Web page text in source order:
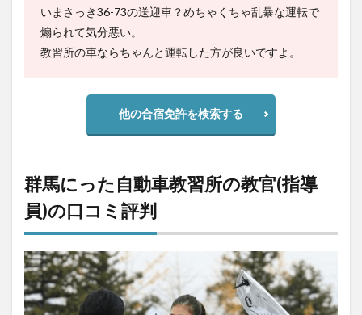
いまさっき36-73の送迎車？めちゃくちゃ乱暴な運転で
煽られて気分悪い。
教習所の車ならちゃんと運転した方が良いですよ。
他の合宿免許を検索する
群馬にった自動車教習所の教官(指導
員)の口コミ評判